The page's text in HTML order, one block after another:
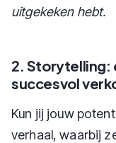
uitgekeken hebt.
2. Storytelling:
succesvol
Kun jij jouw
verhaal, waarbij